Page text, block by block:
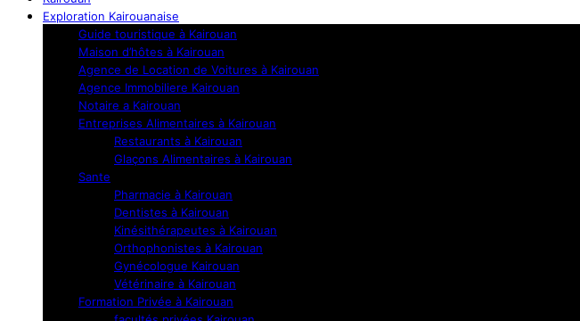
Exploration Kairouanaise
Guide touristique à Kairouan
Maison d’hôtes à Kairouan
Agence de Location de Voitures à Kairouan
Agence Immobiliere Kairouan
Notaire a Kairouan
Entreprises Alimentaires à Kairouan
Restaurants à Kairouan
Glaçons Alimentaires à Kairouan
Sante
Pharmacie à Kairouan
Dentistes à Kairouan
Kinésithérapeutes à Kairouan
Orthophonistes à Kairouan
Gynécologue Kairouan
Vétérinaire à Kairouan
Formation Privée à Kairouan